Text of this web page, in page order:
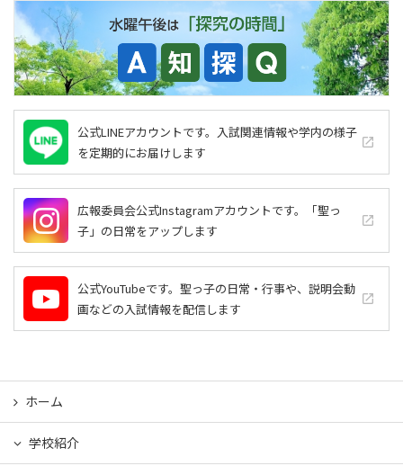
公式LINEアカウントです。入試関連情報や学内の様子
を定期的にお届けします
launch
広報委員会公式Instagramアカウントです。「聖っ
子」の日常をアップします
launch
公式YouTubeです。聖っ子の日常・行事や、説明会動
画などの入試情報を配信します
launch
ホーム
学校紹介